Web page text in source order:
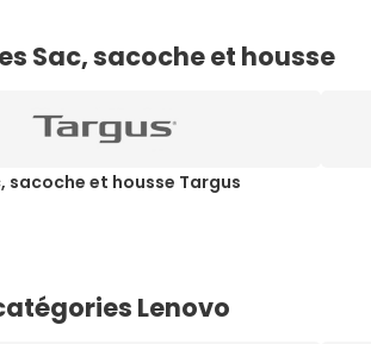
Sac, sacoche et housse
sacoche et housse Targus
Lenovo